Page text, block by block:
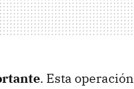
. Esta operación